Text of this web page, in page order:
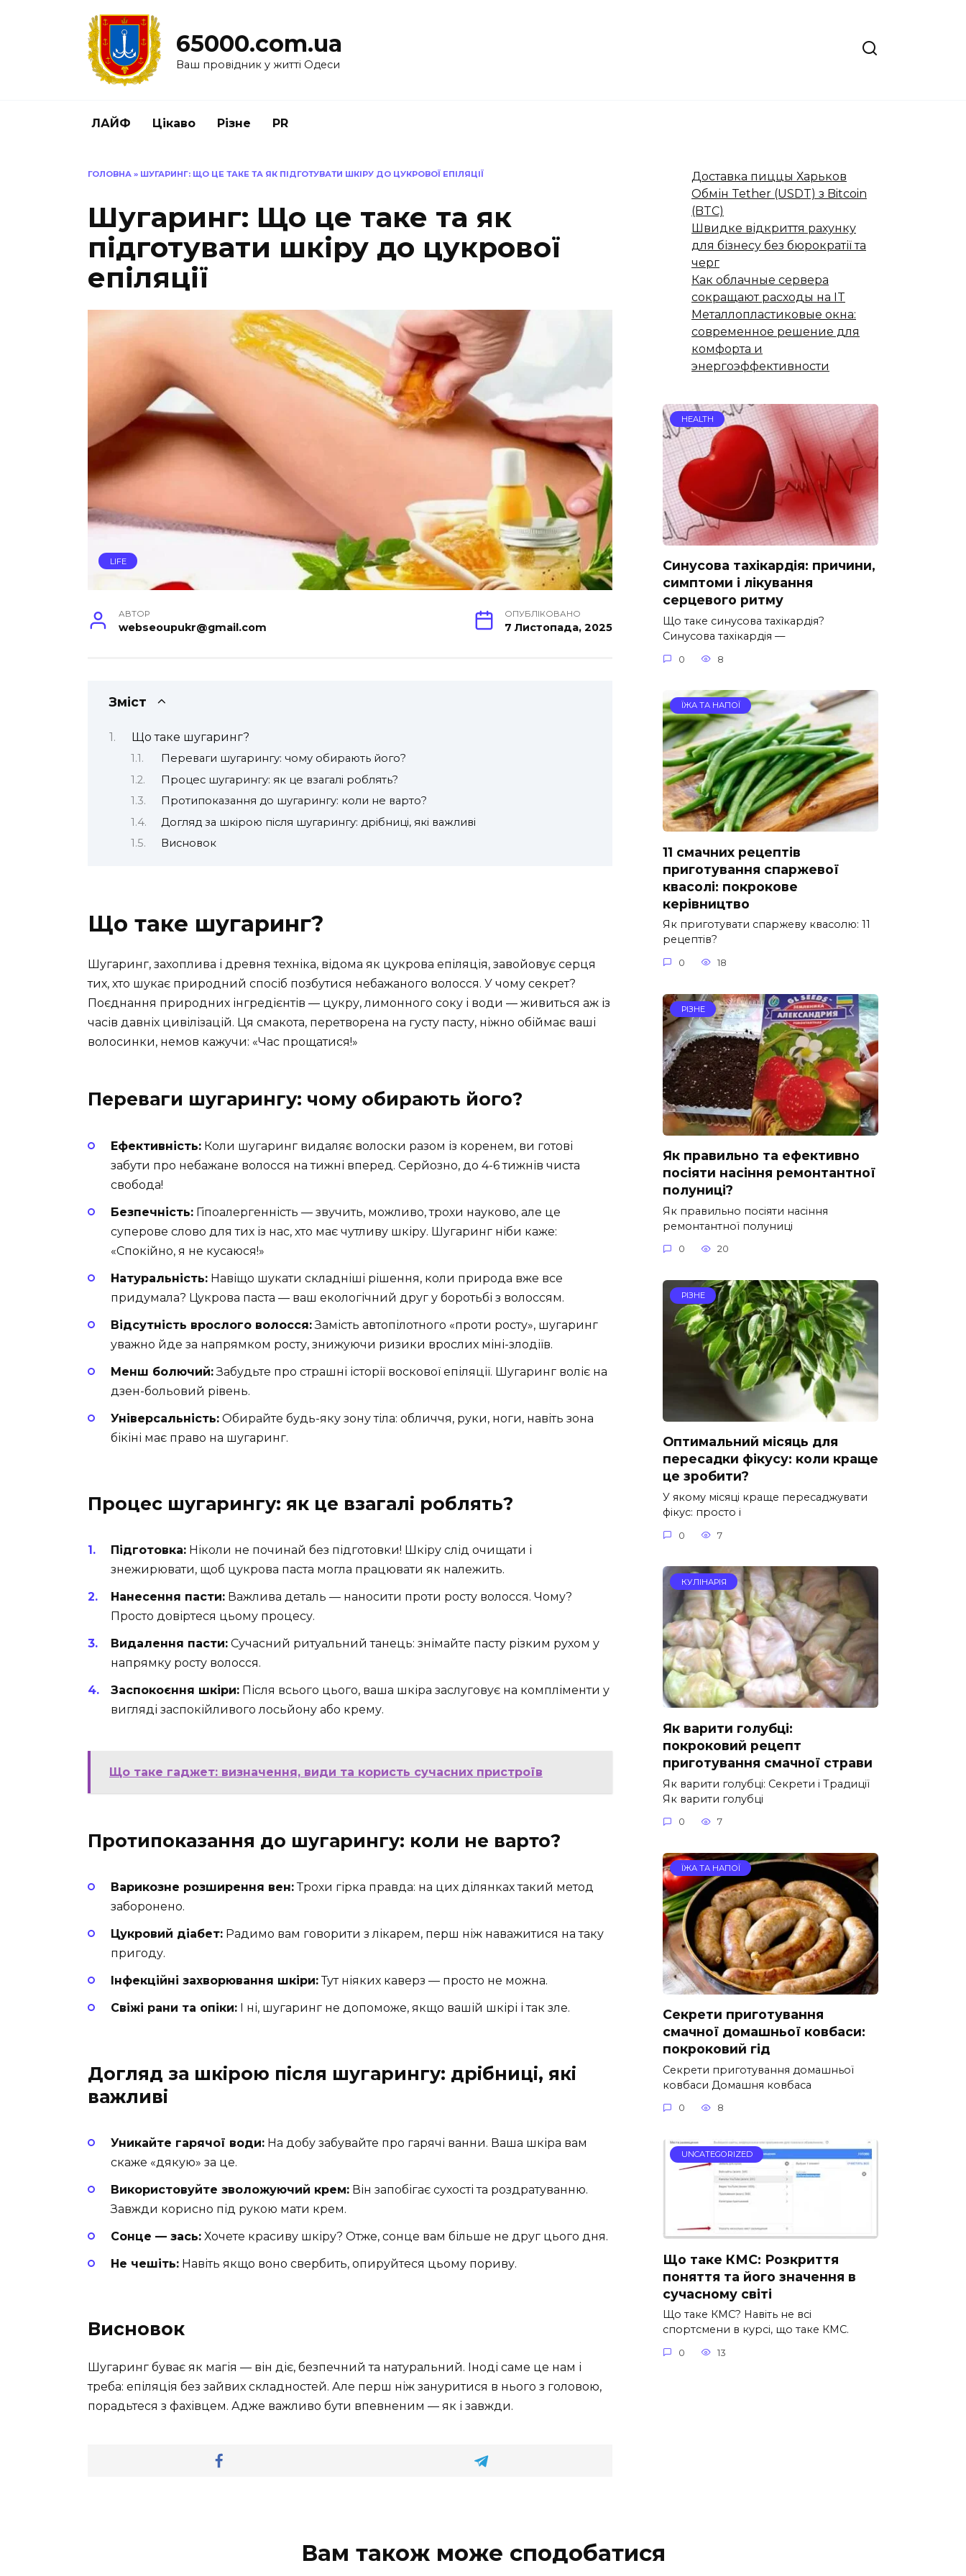
65000.com.ua
Ваш провідник у житті Одеси
ЛАЙФ Цікаво Різне PR
ГОЛОВНА » ШУГАРИНГ: ЩО ЦЕ ТАКЕ ТА ЯК ПІДГОТУВАТИ ШКІРУ ДО ЦУКРОВОЇ ЕПІЛЯЦІЇ
Шугаринг: Що це таке та як
підготувати шкіру до цукрової
епіляції
LIFE
АВТОР
webseoupukr@gmail.com
ОПУБЛІКОВАНО
7 Листопада, 2025
Зміст
Що таке шугаринг?
Переваги шугарингу: чому обирають його?
Процес шугарингу: як це взагалі роблять?
Протипоказання до шугарингу: коли не варто?
Догляд за шкірою після шугарингу: дрібниці, які важливі
Висновок
Що таке шугаринг?
Шугаринг, захоплива і древня техніка, відома як цукрова епіляція, завойовує серця
тих, хто шукає природний спосіб позбутися небажаного волосся. У чому секрет?
Поєднання природних інгредієнтів — цукру, лимонного соку і води — живиться аж із
часів давніх цивілізацій. Ця смакота, перетворена на густу пасту, ніжно обіймає ваші
волосинки, немов кажучи: «Час прощатися!»
Переваги шугарингу: чому обирають його?
Ефективність: Коли шугаринг видаляє волоски разом із коренем, ви готові
забути про небажане волосся на тижні вперед. Серйозно, до 4-6 тижнів чиста
свобода!
Безпечність: Гіпоалергенність — звучить, можливо, трохи науково, але це
суперове слово для тих із нас, хто має чутливу шкіру. Шугаринг ніби каже:
«Спокійно, я не кусаюся!»
Натуральність: Навіщо шукати складніші рішення, коли природа вже все
придумала? Цукрова паста — ваш екологічний друг у боротьбі з волоссям.
Відсутність врослого волосся:Замість автопілотного «проти росту», шугаринг
уважно йде за напрямком росту, знижуючи ризики врослих міні-злодіїв.
Менш болючий:Забудьте про страшні історії воскової епіляції. Шугаринг воліє на
дзен-больовий рівень.
Універсальність: Обирайте будь-яку зону тіла: обличчя, руки, ноги, навіть зона
бікіні має право на шугаринг.
Процес шугарингу: як це взагалі роблять?
Підготовка: Ніколи не починай без підготовки! Шкіру слід очищати і
знежирювати, щоб цукрова паста могла працювати як належить.
Нанесення пасти: Важлива деталь — наносити проти росту волосся. Чому?
Просто довіртеся цьому процесу.
Видалення пасти: Сучасний ритуальний танець: знімайте пасту різким рухом у
напрямку росту волосся.
Заспокоєння шкіри: Після всього цього, ваша шкіра заслуговує на компліменти у
вигляді заспокійливого лосьйону або крему.
Що таке гаджет: визначення, види та користь сучасних пристроїв
Протипоказання до шугарингу: коли не варто?
Варикозне розширення вен:Трохи гірка правда: на цих ділянках такий метод
заборонено.
Цукровий діабет: Радимо вам говорити з лікарем, перш ніж наважитися на таку
пригоду.
Інфекційні захворювання шкіри:Тут ніяких каверз — просто не можна.
Свіжі рани та опіки: І ні, шугаринг не допоможе, якщо вашій шкірі і так зле.
Догляд за шкірою після шугарингу: дрібниці, які
важливі
Уникайте гарячої води: На добу забувайте про гарячі ванни. Ваша шкіра вам
скаже «дякую» за це.
Використовуйте зволожуючий крем: Він запобігає сухості та роздратуванню.
Завжди корисно під рукою мати крем.
Сонце — зась: Хочете красиву шкіру? Отже, сонце вам більше не друг цього дня.
Не чешіть: Навіть якщо воно свербить, опируйтеся цьому пориву.
Висновок
Шугаринг буває як магія — він діє, безпечний та натуральний. Іноді саме це нам і
треба: епіляція без зайвих складностей. Але перш ніж зануритися в нього з головою,
порадьтеся з фахівцем. Адже важливо бути впевненим — як і завжди.
Доставка пиццы Харьков
Обмін Tether (USDT) з Bitcoin
(BTC)
Швидке відкриття рахунку
для бізнесу без бюрократії та
черг
Как облачные сервера
сокращают расходы на IT
Металлопластиковые окна:
современное решение для
комфорта и
энергоэффективности
HEALTH
Синусова тахікардія: причини,
симптоми і лікування
серцевого ритму
Що таке синусова тахікардія?
Синусова тахікардія —
0 8
ЇЖА ТА НАПОЇ
11 смачних рецептів
приготування спаржевої
квасолі: покрокове
керівництво
Як приготувати спаржеву квасолю: 11
рецептів?
0 18
РІЗНЕ
Як правильно та ефективно
посіяти насіння ремонтантної
полуниці?
Як правильно посіяти насіння
ремонтантної полуниці
0 20
РІЗНЕ
Оптимальний місяць для
пересадки фікусу: коли краще
це зробити?
У якому місяці краще пересаджувати
фікус: просто і
0 7
КУЛІНАРІЯ
Як варити голубці:
покроковий рецепт
приготування смачної страви
Як варити голубці: Секрети і Традиції
Як варити голубці
0 7
ЇЖА ТА НАПОЇ
Секрети приготування
смачної домашньої ковбаси:
покроковий гід
Секрети приготування домашньої
ковбаси Домашня ковбаса
0 8
UNCATEGORIZED
Що таке КМС: Розкриття
поняття та його значення в
сучасному світі
Що таке КМС? Навіть не всі
спортсмени в курсі, що таке КМС.
0 13
Вам також може сподобатися